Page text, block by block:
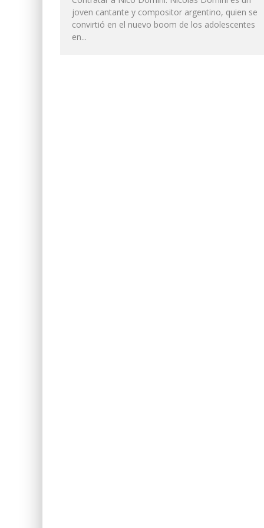
joven cantante y compositor argentino, quien se
convirtió en el nuevo boom de los adolescentes
en...